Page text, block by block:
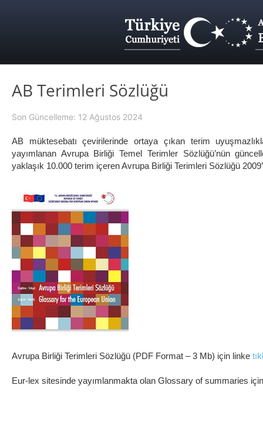
AB Terimleri Sözlüğü
Son Güncelleme: 12 Ağustos 2024
AB müktesebatı çevirilerinde ortaya çıkan terim
yayımlanan Avrupa Birliği Temel Terimler Sözlüğü’nün
yaklaşık 10.000 terim içeren Avrupa Birliği Terimleri Sözlüğü
Avrupa Birliği Terimleri Sözlüğü (PDF Format – 3 Mb) için linke
Eur-lex sitesinde yayımlanmakta olan Glossary of summaries